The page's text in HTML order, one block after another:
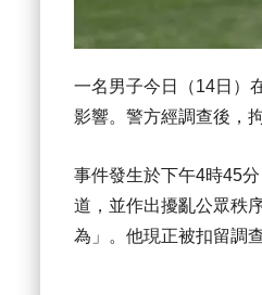
一名男子今日（14日）
影響。警方經調查後，
事件發生於下午4時45
道，並作出擾亂公眾秩
為」。他現正被扣留調